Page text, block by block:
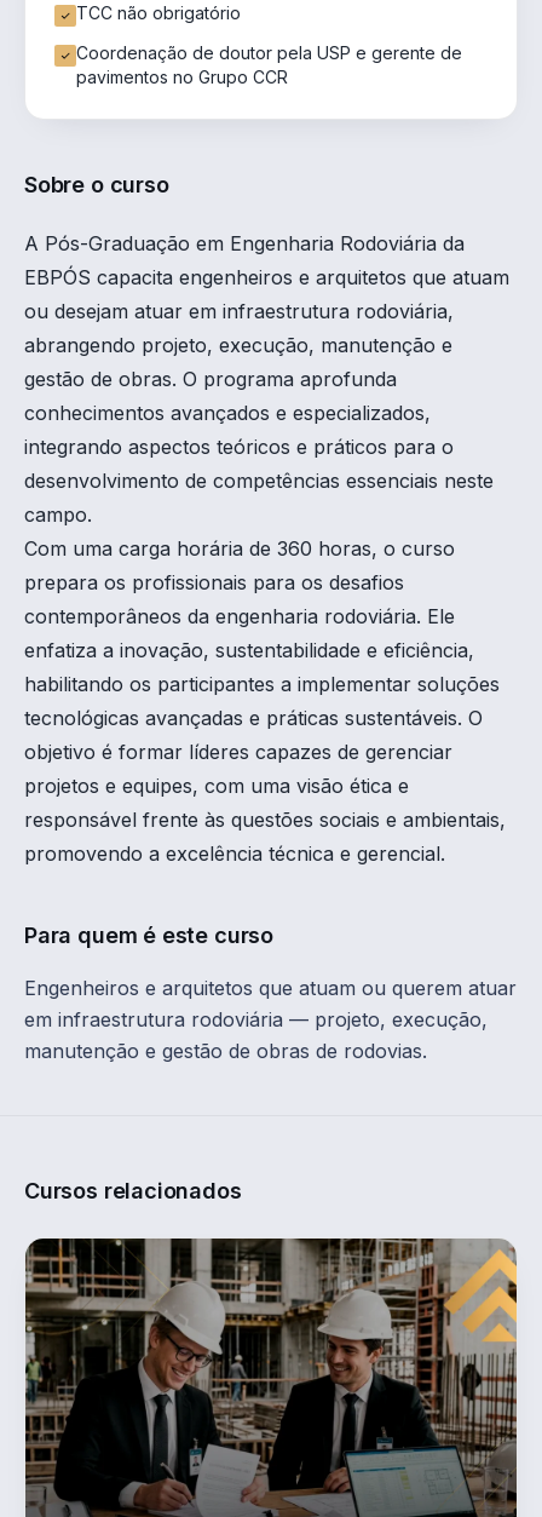
TCC não obrigatório
Coordenação de doutor pela USP e gerente de
pavimentos no Grupo CCR
Sobre o curso
A Pós-Graduação em Engenharia Rodoviária da
EBPÓS capacita engenheiros e arquitetos que atuam
ou desejam atuar em infraestrutura rodoviária,
abrangendo projeto, execução, manutenção e
gestão de obras. O programa aprofunda
conhecimentos avançados e especializados,
integrando aspectos teóricos e práticos para o
desenvolvimento de competências essenciais neste
campo.
Com uma carga horária de 360 horas, o curso
prepara os profissionais para os desafios
contemporâneos da engenharia rodoviária. Ele
enfatiza a inovação, sustentabilidade e eficiência,
habilitando os participantes a implementar soluções
tecnológicas avançadas e práticas sustentáveis. O
objetivo é formar líderes capazes de gerenciar
projetos e equipes, com uma visão ética e
responsável frente às questões sociais e ambientais,
promovendo a excelência técnica e gerencial.
Para quem é este curso
Engenheiros e arquitetos que atuam ou querem atuar
em infraestrutura rodoviária — projeto, execução,
manutenção e gestão de obras de rodovias.
Cursos relacionados